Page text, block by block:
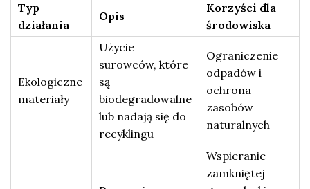
Typ
działania
Opis
Korzyści dla
środowiska
Ekologiczne
materiały
Użycie
surowców, które
są
biodegradowalne
lub nadają się do
recyklingu
Ograniczenie
odpadów i
ochrona
zasobów
naturalnych
Wspieranie
zamkniętej